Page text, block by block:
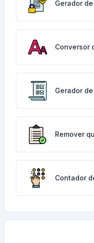
Gerador
Conversor
Gerador
Remover
Contador